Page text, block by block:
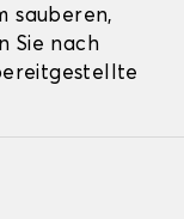
sauberen,
Sie nach